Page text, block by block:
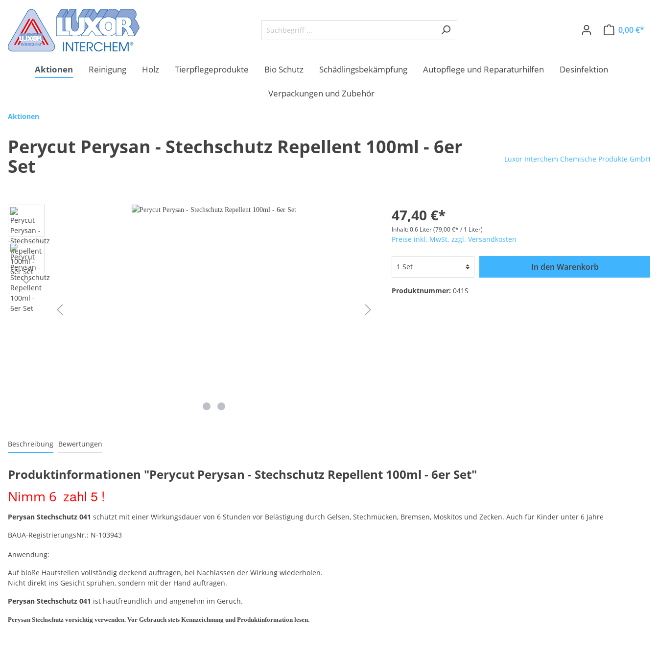
0,00 €*
Aktionen Reinigung Holz Tierpflegeprodukte Bio Schutz Schädlingsbekämpfung Autopflege und Reparaturhilfen Desinfektion
Verpackungen und Zubehör
Haushaltsreinigung Geruchsverbesserung
Holz Reinigung
Aktionen
Perycut Perysan - Stechschutz Repellent 100ml - 6er
Set
Luxor Interchem Chemische Produkte GmbH
47,40 €*
Inhalt:0.6 Liter(79,00 €* / 1 Liter)
Preise inkl. MwSt. zzgl. Versandkosten
In den Warenkorb
Produktnummer: 041S
Beschreibung Bewertungen
Produktinformationen "Perycut Perysan - Stechschutz Repellent 100ml - 6er Set"
Nimm 6 zahl 5 !
Perysan Stechschutz 041 schützt mit einer Wirkungsdauer von 6 Stunden vor Belästigung durch Gelsen, Stechmücken, Bremsen, Moskitos und Zecken. Auch für Kinder unter 6 Jahre
BAUA-RegistrierungsNr.: N-103943
Anwendung:
Auf bloße Hautstellen vollständig deckend auftragen, bei Nachlassen der Wirkung wiederholen.
Nicht direkt ins Gesicht sprühen, sondern mit der Hand auftragen.
Perysan Stechschutz 041 ist hautfreundlich und angenehm im Geruch.
Perysan Stechschutz vorsichtig verwenden. Vor Gebrauch stets Kennzeichnung und Produktinformation lesen.